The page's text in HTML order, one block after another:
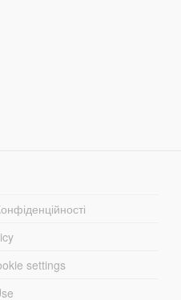
settings